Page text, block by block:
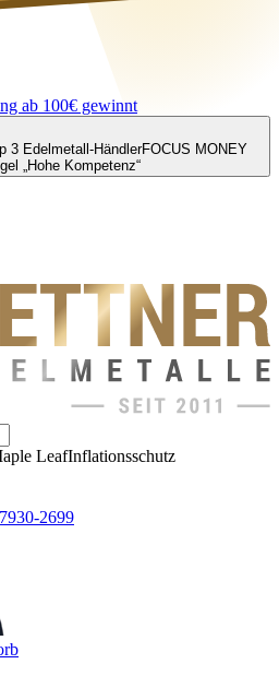
ab 100€ gewinnt
3 Edelmetall-HändlerFOCUS MONEY
„Hohe Kompetenz“
LeafInflationsschutz
2699